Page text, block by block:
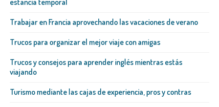
estancia temporal
Trabajar en Francia aprovechando las vacaciones de verano
Trucos para organizar el mejor viaje con amigas
Trucos y consejos para aprender inglés mientras estás
viajando
Turismo mediante las cajas de experiencia, pros y contras